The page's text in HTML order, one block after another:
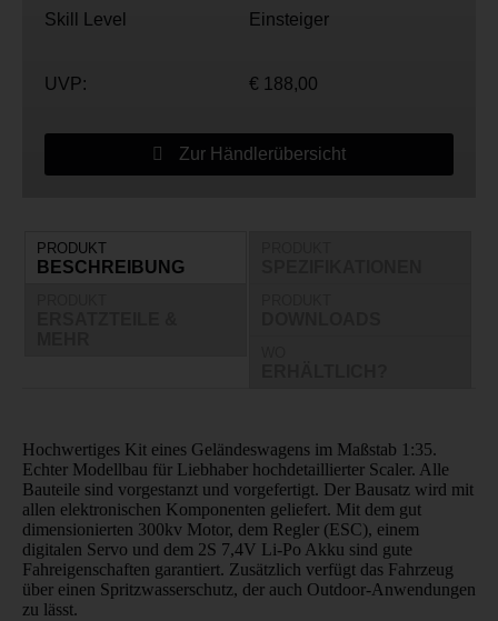
Skill Level
Einsteiger
UVP: € 188,00
Zur Händlerübersicht
PRODUKT
BESCHREIBUNG
Hochwertiges Kit eines Geländeswagens im Maßstab 1:35.
Echter Modellbau für Liebhaber hochdetaillierter Scaler. Alle
Bauteile sind vorgestanzt und vorgefertigt. Der Bausatz wird mit
allen elektronischen Komponenten geliefert. Mit dem gut
dimensionierten 300kv Motor, dem Regler (ESC), einem
digitalen Servo und dem 2S 7,4V Li-Po Akku sind gute
Fahreigenschaften garantiert. Zusätzlich verfügt das Fahrzeug
über einen Spritzwasserschutz, der auch Outdoor-Anwendungen
zu lässt.